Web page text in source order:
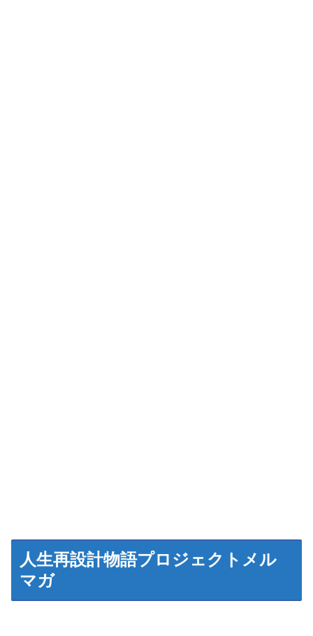
人生再設計物語プロジェクトメル
マガ